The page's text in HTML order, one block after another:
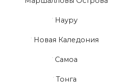
Науру
Новая Каледония
Самоа
Тонга